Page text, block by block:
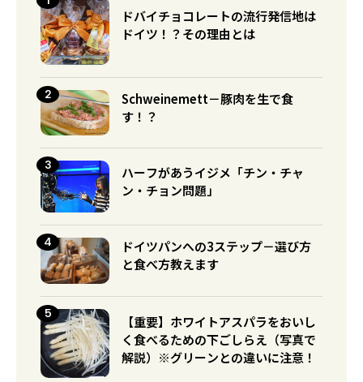
ドバイチョコレートの流行発信地は
ドイツ！？その理由とは
Schweinemett－豚肉を生で食
す！？
ハーフがあうイジメ「チン・チャ
ン・チョン問題」
ドイツパンへの3ステップ－選び方
と食べ方教えます
【重要】ホワイトアスパラをおいし
く食べるための下ごしらえ（写真で
解説）※グリーンとの違いに注意！